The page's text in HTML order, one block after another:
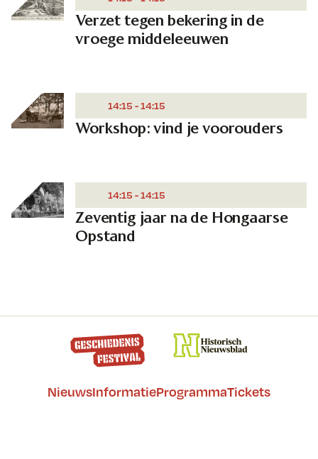
Verzet tegen bekering in de
vroege middeleeuwen
14:15 - 14:15
Workshop: vind je voorouders
14:15 - 14:15
Zeventig jaar na de Hongaarse
Opstand
NieuwsInformatieProgrammaTickets